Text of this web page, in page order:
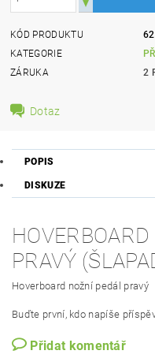
KÓD PRODUKTU
KATEGORIE
ZÁRUKA
2
Dotaz
POPIS
DISKUZE
PRAVÝ
Hoverboard nožní pedál pravý
Buďte první, kdo napíše
Přidat komentář